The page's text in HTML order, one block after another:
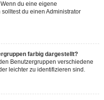
du eine eigene
du einen Administrator
farbig dargestellt?
Benutzergruppen verschiedene
leichter zu identifizieren sind.